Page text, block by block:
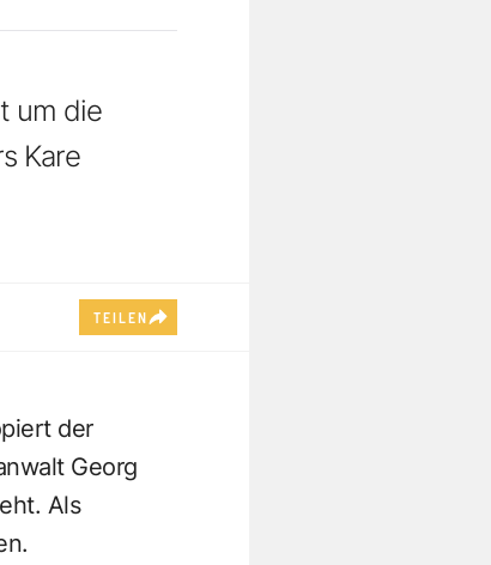
um die
Kare
TEILEN
der
Georg
Als